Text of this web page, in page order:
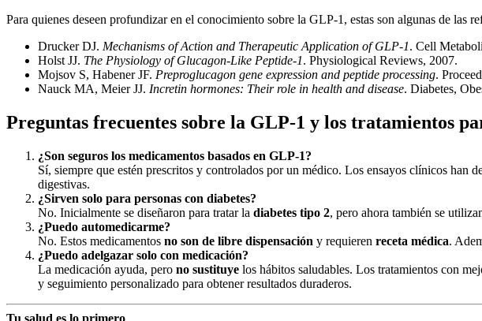
Para quienes deseen profundizar en el conocimiento sobre la GLP-1, estas son algunas de las
Drucker DJ. Mechanisms of Action and Therapeutic Application of GLP-1. Cell
Holst JJ. The Physiology of Glucagon-Like Peptide-1. Physiological Reviews, 2007.
Mojsov S, Habener JF. Preproglucagon gene expression and peptide processing.
Nauck MA, Meier JJ. Incretin hormones: Their role in health and disease. Diabetes,
Preguntas frecuentes sobre la GLP-1 y los tratamientos
¿Son seguros los medicamentos basados en GLP-1?
Sí, siempre que estén prescritos y controlados por un médico. Los ensayos clínicos han
digestivas.
¿Sirven solo para personas con diabetes?
No. Inicialmente se diseñaron para tratar la diabetes tipo 2, pero ahora también se
¿Puedo automedicarme?
No. Estos medicamentos no son de libre dispensación y requieren receta médica.
¿Puedo adelgazar solo con medicación?
La medicación ayuda, pero no sustituye los hábitos saludables. Los tratamientos con
y seguimiento personalizado para obtener resultados duraderos.
Tu salud es lo primero